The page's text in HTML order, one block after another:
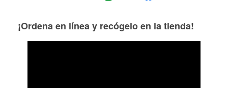
¡Ordena en línea y recógelo en la tienda!